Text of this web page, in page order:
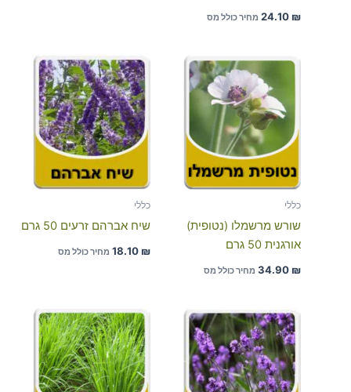
24.10 ₪ מחיר כולל מס
כללי
שורש מרשמלו (נטופית)
אורגנית 50 גרם
34.90 ₪ מחיר כולל מס
כללי
שיח אברהם זרעים 50 גרם
18.10 ₪ מחיר כולל מס